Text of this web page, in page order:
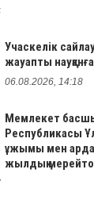
Учаскелік
жауапты
06.08.2026, 14:18
Мемлекет
Республикасы
ұжымы мен
жылдық